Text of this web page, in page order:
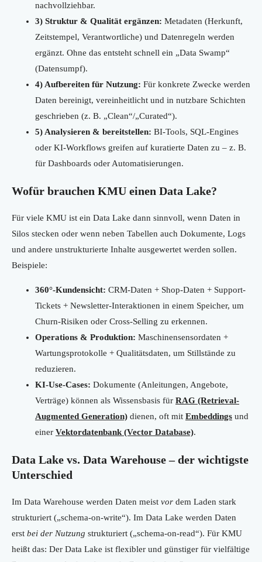
nachvollziehbar.
3) Struktur & Qualität ergänzen: Metadaten (Herkunft,
Zeitstempel, Verantwortliche) und Datenregeln werden
ergänzt. Ohne das entsteht schnell ein „Data Swamp“
(Datensumpf).
4) Aufbereiten für Nutzung: Für konkrete Zwecke werden
Daten bereinigt, vereinheitlicht und in nutzbare Schichten
geschrieben (z. B. „Clean“/„Curated“).
5) Analysieren & bereitstellen: BI-Tools, SQL-Engines
oder KI-Workflows greifen auf kuratierte Daten zu – z. B.
für Dashboards oder Automatisierungen.
Wofür brauchen KMU einen Data Lake?
Für viele KMU ist ein Data Lake dann sinnvoll, wenn Daten in
Silos stecken oder wenn neben Tabellen auch Dokumente, Logs
und andere unstrukturierte Inhalte ausgewertet werden sollen.
Beispiele:
360°-Kundensicht: CRM-Daten + Shop-Daten + Support-
Tickets + Newsletter-Interaktionen in einem Speicher, um
Churn-Risiken oder Cross-Selling zu erkennen.
Operations & Produktion: Maschinensensordaten +
Wartungsprotokolle + Qualitätsdaten, um Stillstände zu
reduzieren.
KI-Use-Cases: Dokumente (Anleitungen, Angebote,
Verträge) können als Wissensbasis für RAG (Retrieval-
Augmented Generation) dienen, oft mit Embeddings und
einer Vektordatenbank (Vector Database).
Data Lake vs. Data Warehouse – der wichtigste
Unterschied
Im Data Warehouse werden Daten meist vor dem Laden stark
strukturiert („schema-on-write“). Im Data Lake werden Daten
erst bei der Nutzung strukturiert („schema-on-read“). Für KMU
heißt das: Der Data Lake ist flexibler und günstiger für vielfältige